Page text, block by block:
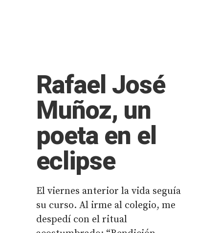
Rafael José
Muñoz, un
poeta en el
eclipse
El viernes anterior la vida seguía
su curso. Al irme al colegio, me
despedí con el ritual